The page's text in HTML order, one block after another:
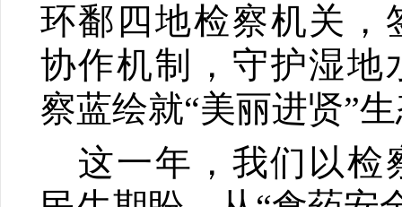
环鄱四地检察机关，
协作机制，守护湿地
察蓝绘就“美丽进贤”
这一年，我们以检